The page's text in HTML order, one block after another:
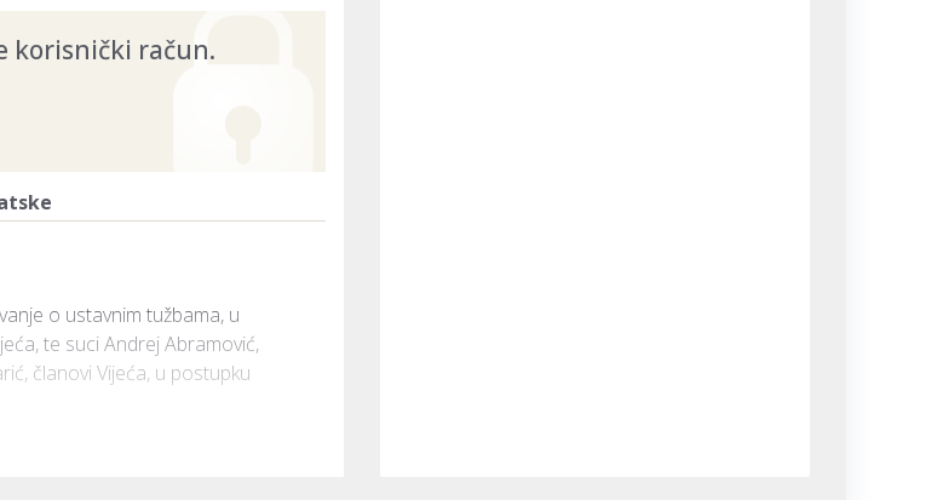
korisnički račun.
o ustavnim tužbama, u
te suci Andrej Abramović,
članovi Vijeća, u postupku